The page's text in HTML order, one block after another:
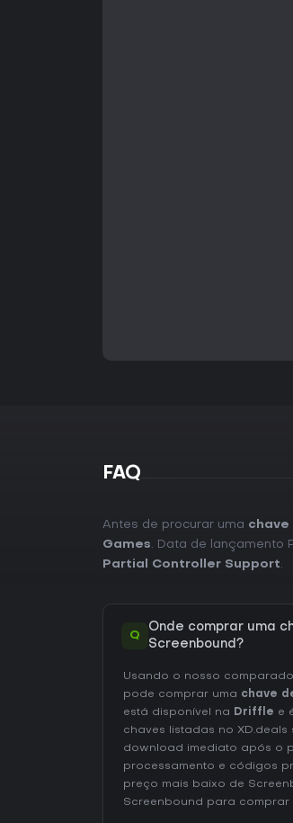
FAQ
Antes de procurar uma chave
Games. Data de lançamento
Partial Controller Support.
Q
Onde comprar uma
Screenbound?
Usando o nosso
pode comprar uma chave
está disponível na Driffle e
chaves listadas no
download imediato após o
processamento e códigos
preço mais baixo de
Screenbound para comprar